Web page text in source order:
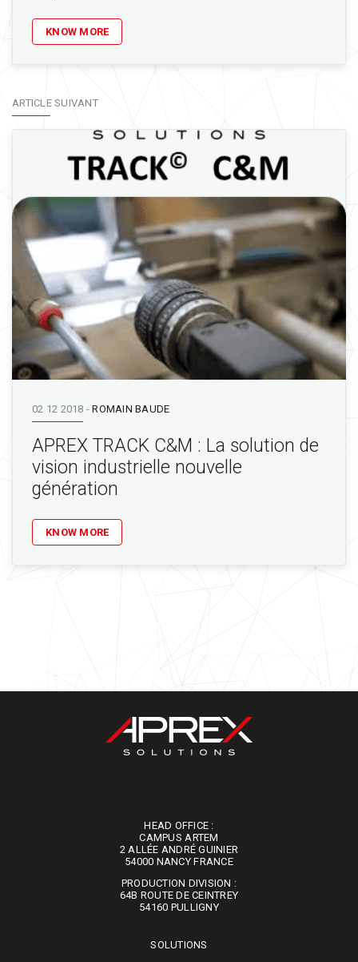
KNOW MORE
ARTICLE SUIVANT
02 12 2018 -ROMAIN BAUDE
APREX TRACK C&M : La solution de
vision industrielle nouvelle
génération
KNOW MORE
HEAD OFFICE :
CAMPUS ARTEM
2 ALLÉE ANDRÉ GUINIER
​​​​​​​54000 NANCY FRANCE
PRODUCTION DIVISION :
64B ROUTE DE CEINTREY
​​​​​​​54160 PULLIGNY
SOLUTIONS